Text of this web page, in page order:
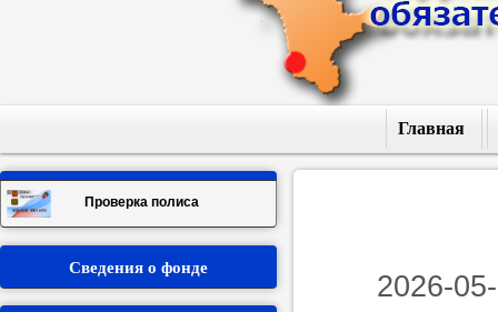
Главная
Проверка полиса
Сведения о фонде
2026-